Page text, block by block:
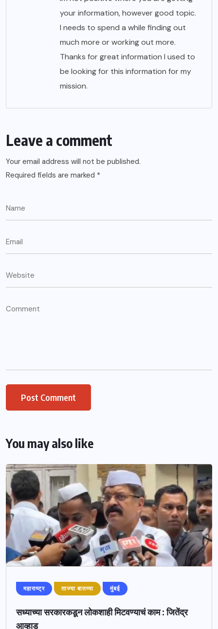
your information, however good topic.
I needs to spend a while finding out
much more or working out more.
Thanks for great information I used to
be looking for this information for my
mission.
Leave a comment
Your email address will not be published.
Required fields are marked *
You may also like
महाराष्ट्र ताज्या बातम्या मुंबई
सध्याच्या सरकारकडून लोकशाही मिटवण्याचं काम : जितेंद्र
आव्हाड